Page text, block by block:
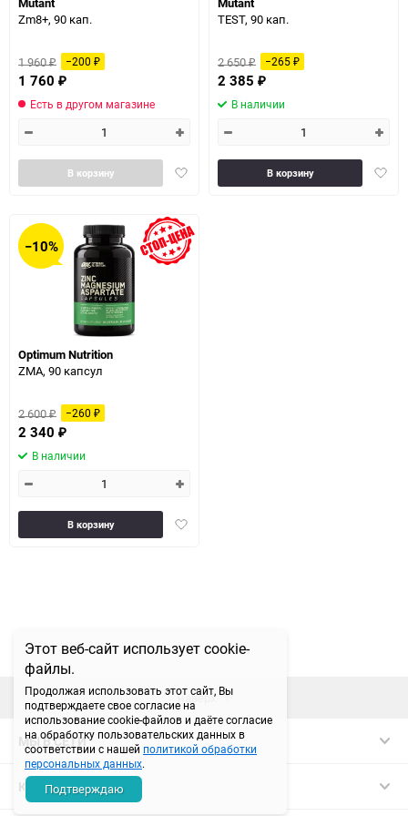
Этот веб-сайт использует cookie-
файлы.
Продолжая использовать этот сайт, Вы
подтверждаете свое согласие на
использование cookie-файлов и даёте согласие
на обработку пользовательских данных в
соответствии с нашей политикой обработки
персональных данных.
Подтверждаю
Zm8+, 90 кап.
1 960₽ −200 ₽
1 760 ₽
Есть в другом магазине
Добавить
В корзину
TEST, 90 кап.
2 650₽ −265 ₽
2 385 ₽
В наличии
В корзину
−10%
Optimum Nutrition
ZMA, 90 капсул
2 600₽ −260 ₽
2 340 ₽
В наличии
Добавить
В корзину
наверх
МЫ В СЕТИ
КОНТАКТЫ